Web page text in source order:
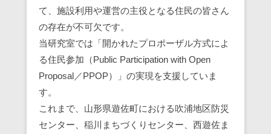
て、施設利用や運営の主役となる住民の皆さん
の存在が不可欠です。
当研究室では「開かれたプロポーザル方式によ
る住民参加（Public Participation with Open
Proposal／PPOP）」の実現を支援していま
す。
これまで、山形県遊佐町における吹浦地区防災
センター、稲川まちづくりセンター、西遊佐ま